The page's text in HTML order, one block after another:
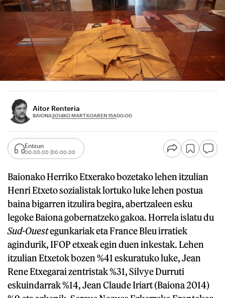
Aitor Renteria
BAIONA2014KO MARTXOAREN 15A00:00
Entzun
00:00:00 00:00:00
Baionako Herriko Etxerako bozetako lehen itzulian
Henri Etxeto sozialistak lortuko luke lehen postua
baina bigarren itzulira begira, abertzaleen esku
legoke Baiona gobernatzeko gakoa. Horrela islatu du
Sud-Ouestegunkariak eta France Bleu irratiek
agindurik, IFOP etxeak egin duen inkestak. Lehen
itzulian Etxetok bozen %41 eskuratuko luke, Jean
Rene Etxegarai zentristak %31, Silvye Durruti
eskuindarrak %14, Jean Claude Iriart (Baiona 2014)